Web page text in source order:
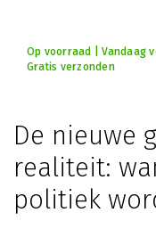
Op voorraad | Vandaag
Gratis verzonden
De nieuwe
realiteit:
politiek